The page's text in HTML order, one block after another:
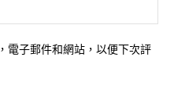
電子郵件和網站，以便下次評